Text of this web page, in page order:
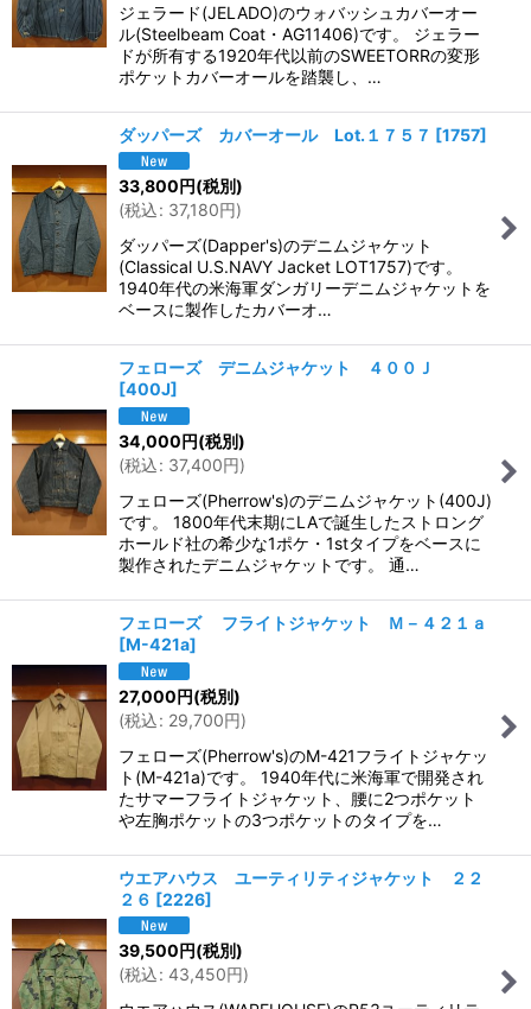
ジェラード(JELADO)のウォバッシュカバーオー
ル(Steelbeam Coat・AG11406)です。 ジェラー
ドが所有する1920年代以前のSWEETORRの変形
ポケットカバーオールを踏襲し、…
ダッパーズ カバーオール Lot.１７５７ [1757]
33,800円(税別)
(税込: 37,180円)
ダッパーズ(Dapper's)のデニムジャケット
(Classical U.S.NAVY Jacket LOT1757)です。
1940年代の米海軍ダンガリーデニムジャケットを
ベースに製作したカバーオ…
フェローズ デニムジャケット ４００Ｊ
[400J]
34,000円(税別)
(税込: 37,400円)
フェローズ(Pherrow's)のデニムジャケット(400J)
です。 1800年代末期にLAで誕生したストロング
ホールド社の希少な1ポケ・1stタイプをベースに
製作されたデニムジャケットです。 通…
フェローズ フライトジャケット Ｍ－４２１ａ
[M-421a]
27,000円(税別)
(税込: 29,700円)
フェローズ(Pherrow's)のM-421フライトジャケッ
ト(M-421a)です。 1940年代に米海軍で開発され
たサマーフライトジャケット、腰に2つポケット
や左胸ポケットの3つポケットのタイプを…
ウエアハウス ユーティリティジャケット ２２
２６ [2226]
39,500円(税別)
(税込: 43,450円)